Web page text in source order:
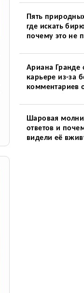
Пять
где искать
почему это не
Ариана Гранде
карьере из-за
комментариев
Шаровая
ответов и
видели её